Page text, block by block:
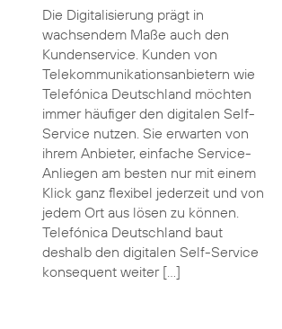
Die Digitalisierung prägt in
wachsendem Maße auch den
Kundenservice. Kunden von
Telekommunikationsanbietern wie
Telefónica Deutschland möchten
immer häufiger den digitalen Self-
Service nutzen. Sie erwarten von
ihrem Anbieter, einfache Service-
Anliegen am besten nur mit einem
Klick ganz flexibel jederzeit und von
jedem Ort aus lösen zu können.
Telefónica Deutschland baut
deshalb den digitalen Self-Service
konsequent weiter […]